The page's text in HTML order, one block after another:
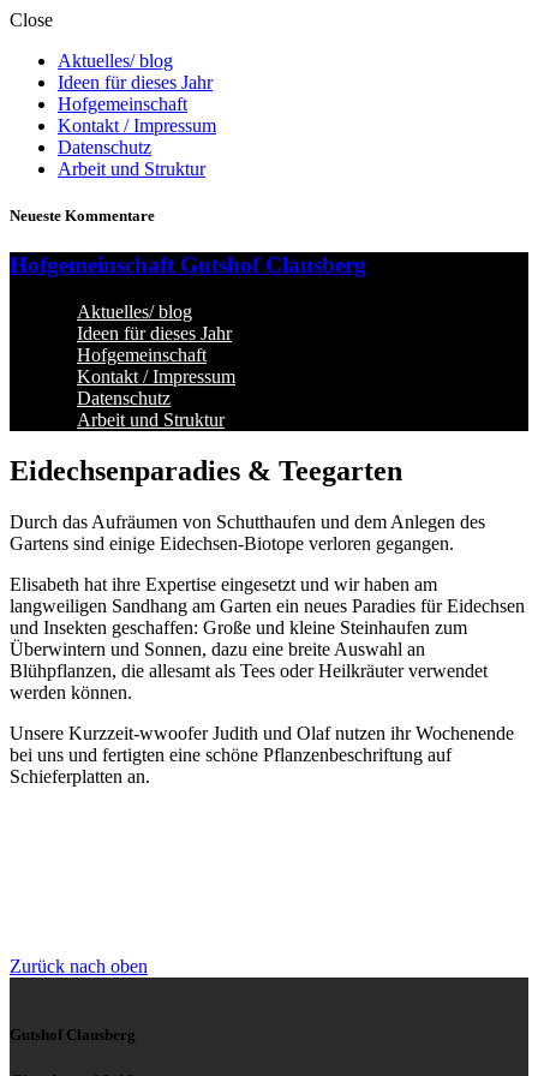
Close
Aktuelles/ blog
Ideen für dieses Jahr
Hofgemeinschaft
Kontakt / Impressum
Datenschutz
Arbeit und Struktur
Neueste Kommentare
Hofgemeinschaft Gutshof Clausberg
Aktuelles/ blog
Ideen für dieses Jahr
Hofgemeinschaft
Kontakt / Impressum
Datenschutz
Arbeit und Struktur
Eidechsenparadies & Teegarten
Durch das Aufräumen von Schutthaufen und dem Anlegen des
Gartens sind einige Eidechsen-Biotope verloren gegangen.
Elisabeth hat ihre Expertise eingesetzt und wir haben am
langweiligen Sandhang am Garten ein neues Paradies für Eidechsen
und Insekten geschaffen: Große und kleine Steinhaufen zum
Überwintern und Sonnen, dazu eine breite Auswahl an
Blühpflanzen, die allesamt als Tees oder Heilkräuter verwendet
werden können.
Unsere Kurzzeit-wwoofer Judith und Olaf nutzen ihr Wochenende
bei uns und fertigten eine schöne Pflanzenbeschriftung auf
Schieferplatten an.
Zurück nach oben
Gutshof Clausberg